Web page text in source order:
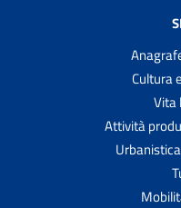
Cultura
Vita
Attività